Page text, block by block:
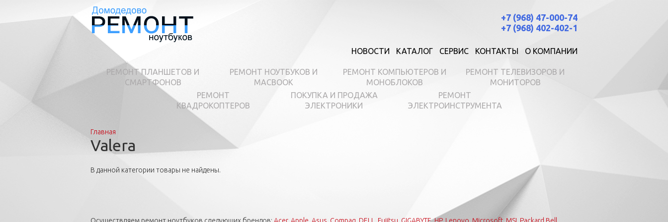
+7 (968) 47-000-74
+7 (968) 402-402-1
НОВОСТИ КАТАЛОГ СЕРВИС КОНТАКТЫ О КОМПАНИИ
РЕМОНТ ПЛАНШЕТОВ И
СМАРТФОНОВ
РЕМОНТ НОУТБУКОВ И
MACBOOK
РЕМОНТ КОМПЬЮТЕРОВ И
МОНОБЛОКОВ
РЕМОНТ ТЕЛЕВИЗОРОВ И
МОНИТОРОВ
РЕМОНТ
КВАДРОКОПТЕРОВ
ПОКУПКА И ПРОДАЖА
ЭЛЕКТРОНИКИ
РЕМОНТ
ЭЛЕКТРОИНСТРУМЕНТА
Вы здесь
Главная
Valera
В данной категории товары не найдены.